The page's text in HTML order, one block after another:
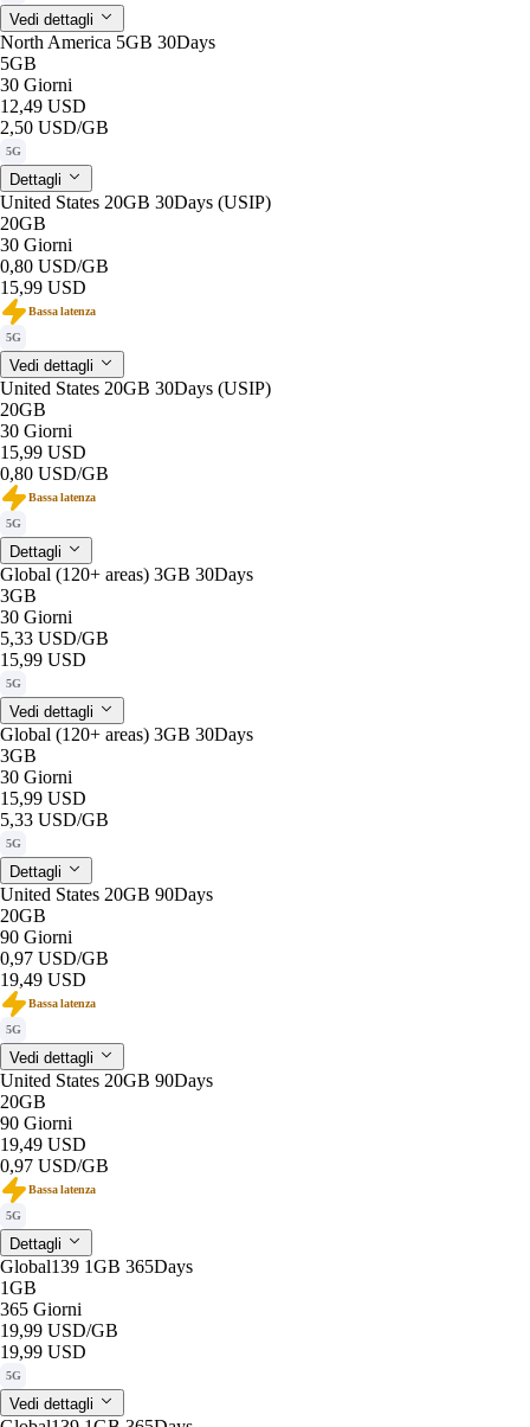
Vedi dettagli
North America 5GB 30Days
5GB
30 Giorni
12,49 USD
2,50 USD/GB
5G
Dettagli
United States 20GB 30Days (USIP)
20GB
30 Giorni
0,80 USD/GB
15,99 USD
Bassa latenza
5G
Vedi dettagli
United States 20GB 30Days (USIP)
20GB
30 Giorni
15,99 USD
0,80 USD/GB
Bassa latenza
5G
Dettagli
Global (120+ areas) 3GB 30Days
3GB
30 Giorni
5,33 USD/GB
15,99 USD
5G
Vedi dettagli
Global (120+ areas) 3GB 30Days
3GB
30 Giorni
15,99 USD
5,33 USD/GB
5G
Dettagli
United States 20GB 90Days
20GB
90 Giorni
0,97 USD/GB
19,49 USD
Bassa latenza
5G
Vedi dettagli
United States 20GB 90Days
20GB
90 Giorni
19,49 USD
0,97 USD/GB
Bassa latenza
5G
Dettagli
Global139 1GB 365Days
1GB
365 Giorni
19,99 USD/GB
19,99 USD
5G
Vedi dettagli